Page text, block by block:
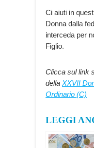
Ci aiuti in
Donna dalla
interceda per
Figlio.
Clicca sul link
della XXVII
Ordinario (C)
LEGGI